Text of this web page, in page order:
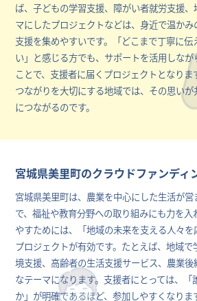
ば、子どもの学習支援、障がい者就労支援
マにしたプロジェクトなどは、身近で温かみ
支援を集めやすいです。「どこまで丁寧に
い」と感じる方でも、サポートを活用しな
ことで、支援者に届くプロジェクトとなり
つながりを大切にする地域では、その思い
につながるのです。
宮城県美里町のクラウドファンディ
宮城県美里町は、農業を中心にした生活が
で、福祉や教育分野への取り組みにも力を
やすためには、「地域の未来を支える人々
プロジェクトが有効です。たとえば、地域
境支援、高齢者の生活支援サービス、農業
なテーマになります。支援者にとっては、
か」が明確であるほど、参加しやすくなり